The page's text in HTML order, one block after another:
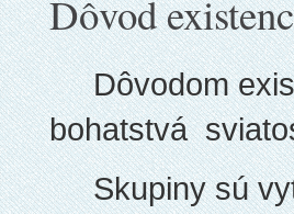
Dôvod
Dôvodom
bohatstvá
Skupiny sú